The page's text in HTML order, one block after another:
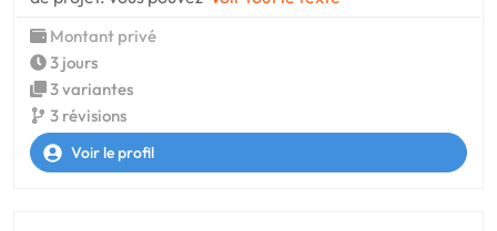
Montant privé
3 jours
3 variantes
3 révisions
Voir le profil